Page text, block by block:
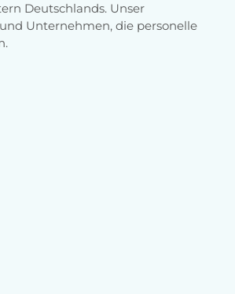
Deutschlands. Unser
Unternehmen, die personelle